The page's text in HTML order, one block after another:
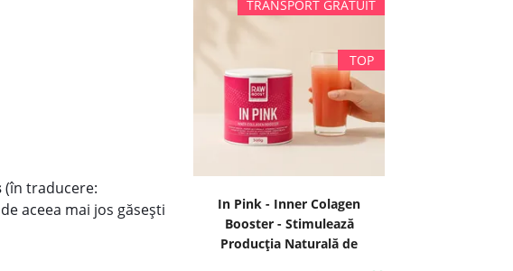
(în traducere:
aceea mai jos găsești
In Pink - Inner Colagen
Booster - Stimulează
Producția Naturală de